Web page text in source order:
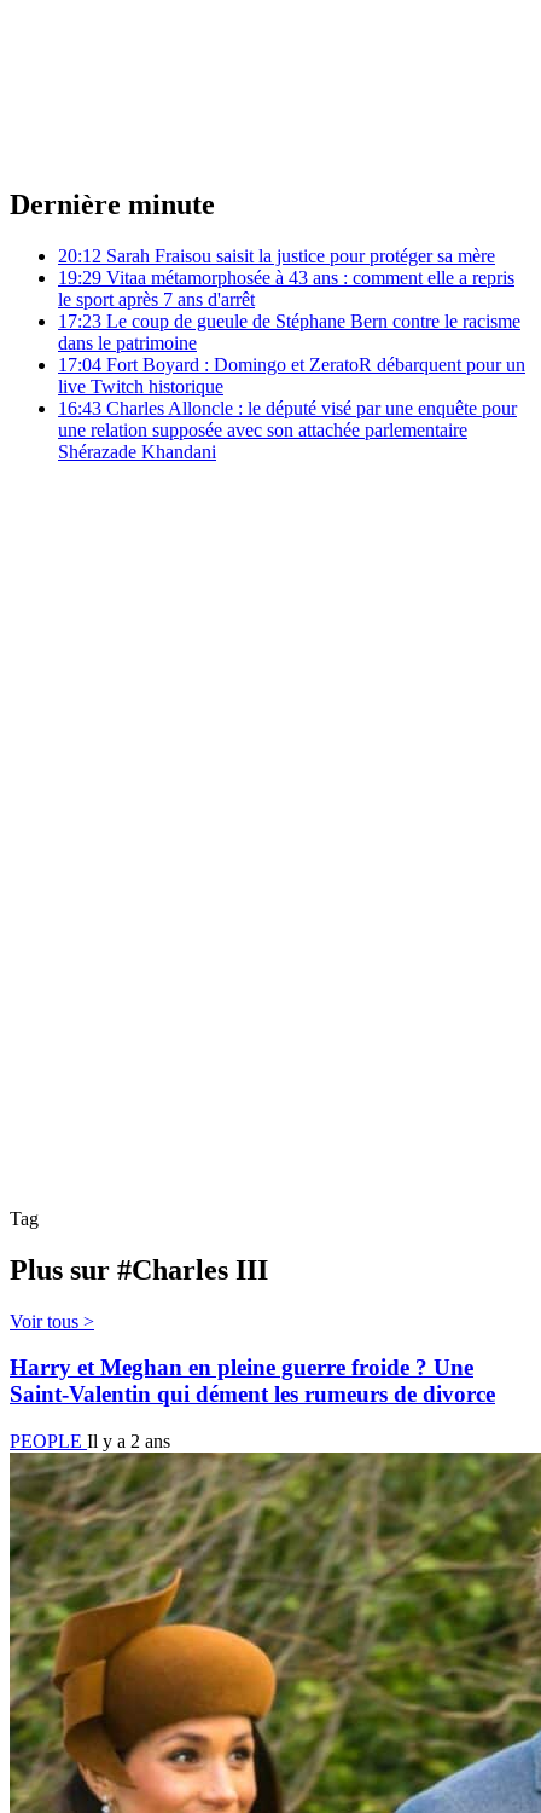
Dernière minute
20:12 Sarah Fraisou saisit la justice pour protéger sa mère
19:29 Vitaa métamorphosée à 43 ans : comment elle a repris
le sport après 7 ans d'arrêt
17:23 Le coup de gueule de Stéphane Bern contre le racisme
dans le patrimoine
17:04 Fort Boyard : Domingo et ZeratoR débarquent pour un
live Twitch historique
16:43 Charles Alloncle : le député visé par une enquête pour
une relation supposée avec son attachée parlementaire
Shérazade Khandani
Tag
Plus sur #Charles III
Voir tous >
Harry et Meghan en pleine guerre froide ? Une
Saint-Valentin qui dément les rumeurs de divorce
PEOPLE Il y a 2 ans